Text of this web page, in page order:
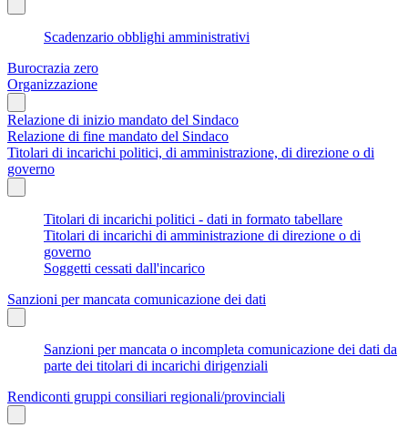
Scadenzario obblighi amministrativi
Burocrazia zero
Organizzazione
Relazione di inizio mandato del Sindaco
Relazione di fine mandato del Sindaco
Titolari di incarichi politici, di amministrazione, di direzione o di
governo
Titolari di incarichi politici - dati in formato tabellare
Titolari di incarichi di amministrazione di direzione o di
governo
Soggetti cessati dall'incarico
Sanzioni per mancata comunicazione dei dati
Sanzioni per mancata o incompleta comunicazione dei dati da
parte dei titolari di incarichi dirigenziali
Rendiconti gruppi consiliari regionali/provinciali